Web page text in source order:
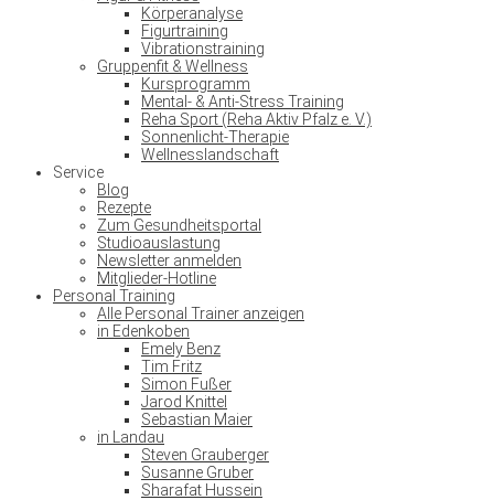
Körperanalyse
Figurtraining
Vibrationstraining
Gruppenfit & Wellness
Kursprogramm
Mental- & Anti-Stress Training
Reha Sport (Reha Aktiv Pfalz e. V.)
Sonnenlicht-Therapie
Wellnesslandschaft
Service
Blog
Rezepte
Zum Gesundheitsportal
Studioauslastung
Newsletter anmelden
Mitglieder-Hotline
Personal Training
Alle Personal Trainer anzeigen
in Edenkoben
Emely Benz
Tim Fritz
Simon Fußer
Jarod Knittel
Sebastian Maier
in Landau
Steven Grauberger
Susanne Gruber
Sharafat Hussein